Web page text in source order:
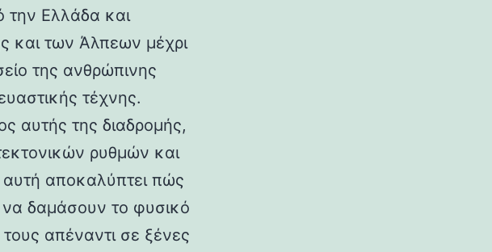
την Ελλάδα και
και των Άλπεων μέχρι
της ανθρώπινης
τέχνης.
αυτής της διαδρομής,
ρυθμών και
αποκαλύπτει πώς
να δαμάσουν το φυσικό
απέναντι σε ξένες